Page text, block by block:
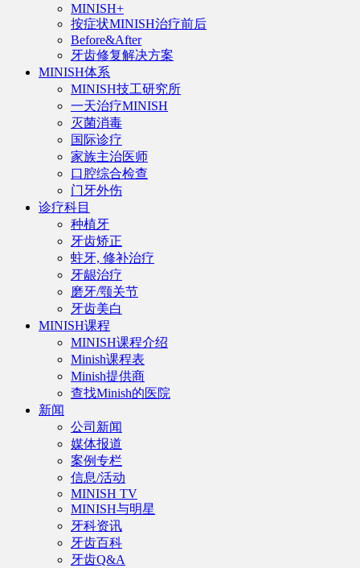
MINISH+
按症状MINISH治疗前后
Before&After
牙齿修复解决方案
MINISH体系
MINISH技工研究所
一天治疗MINISH
灭菌消毒
国际诊疗
家族主治医师
口腔综合检查
门牙外伤
诊疗科目
种植牙
牙齿矫正
蛀牙, 修补治疗
牙龈治疗
磨牙/颚关节
牙齿美白
MINISH课程
MINISH课程介绍
Minish课程表
Minish提供商
查找Minish的医院
新闻
公司新闻
媒体报道
案例专栏
信息/活动
MINISH TV
MINISH与明星
牙科资讯
牙齿百科
牙齿Q&A